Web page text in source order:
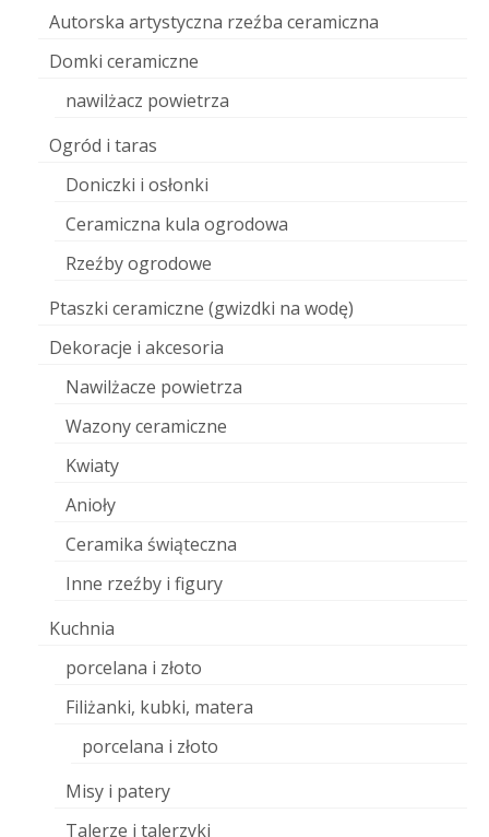
Autorska artystyczna rzeźba ceramiczna
Domki ceramiczne
nawilżacz powietrza
Ogród i taras
Doniczki i osłonki
Ceramiczna kula ogrodowa
Rzeźby ogrodowe
Ptaszki ceramiczne (gwizdki na wodę)
Dekoracje i akcesoria
Nawilżacze powietrza
Wazony ceramiczne
Kwiaty
Anioły
Ceramika świąteczna
Inne rzeźby i figury
Kuchnia
porcelana i złoto
Filiżanki, kubki, matera
porcelana i złoto
Misy i patery
Talerze i talerzyki